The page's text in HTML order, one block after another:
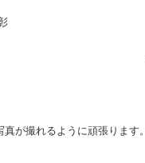
が撮れるように頑張ります。